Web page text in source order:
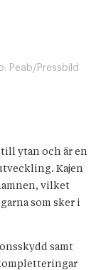
Peab/Pressbild
ytan och är en
Kajen
vilket
som sker i
samt